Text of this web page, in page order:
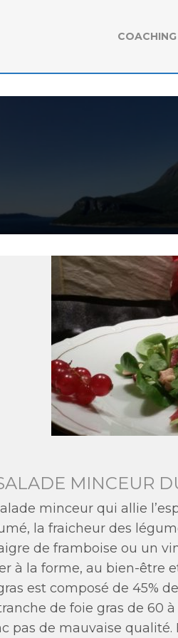
COACHING
MINCEUR
minceur qui allie
la fraicheur des
de framboise ou un
à la forme, au bien-être
est composé de 45%
de foie gras de 60
pas de mauvaise qualité.